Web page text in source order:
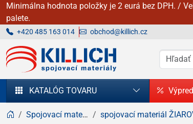
Minimálna hodnota položky je 2 eurá bez DPH. /
palete.
+420 485 163 014 obchod@killich.cz
KILLICH - Spojovacie materiály
KATALÓG TOVARU
Spojovací materiál spojovací materiál ŽIAROVÝ